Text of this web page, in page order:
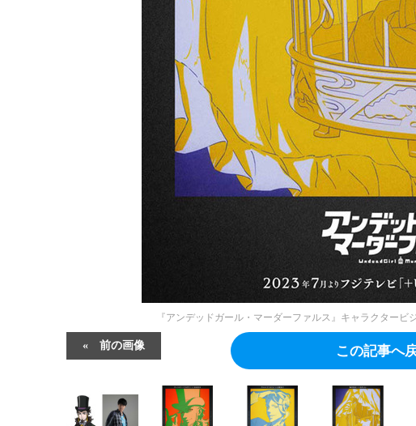
『アンデッドガール・マーダーファルス』キャラクター
前の画像 この記事へ